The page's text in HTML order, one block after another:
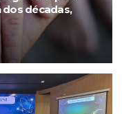
dos décadas,